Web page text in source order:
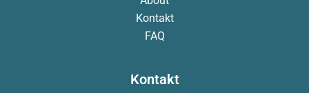
Kontakt
FAQ
Kontakt